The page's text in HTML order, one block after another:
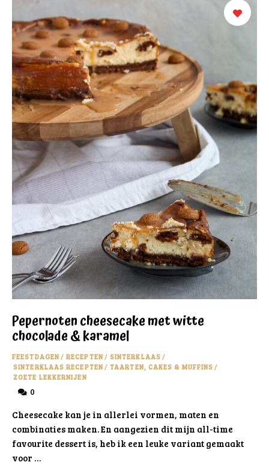
Pepernoten cheesecake met witte
chocolade & karamel
FEESTDAGEN/ RECEPTEN/ SINTERKLAAS /
SINTERKLAAS RECEPTEN/ TAARTEN, CAKES & MUFFINS /
ZOETE LEKKERNIJEN
0
Cheesecake kan je in allerlei vormen, maten en
combinaties maken. En aangezien dit mijn all-time
favourite dessert is, heb ik een leuke variant gemaakt
voor …